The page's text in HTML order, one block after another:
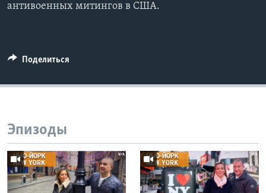
антивоенных митингов в США.
Поделиться
Эпизоды